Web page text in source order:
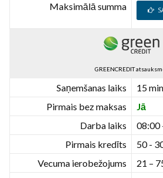
Maksimālā summa
GREENCREDIT
Saņemšanas laiks
15 min
Pirmais bez maksas
Jā
Darba laiks
08:00
Pirmais kredīts
50 -
Vecuma ierobežojums
21 –